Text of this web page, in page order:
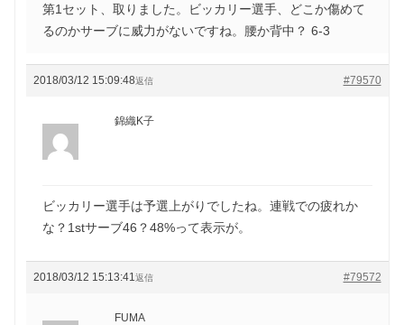
第1セット、取りました。ビッカリー選手、どこか傷めて
るのかサーブに威力がないですね。腰か背中？ 6-3
2018/03/12 15:09:48 #79570
返信
錦織K子
ビッカリー選手は予選上がりでしたね。連戦での疲れか
な？1stサーブ46？48%って表示が。
2018/03/12 15:13:41 #79572
返信
FUMA